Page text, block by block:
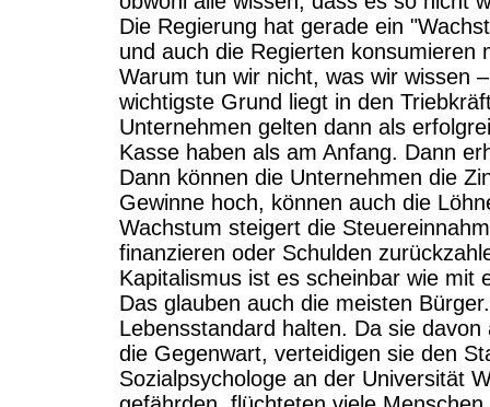
Die Regierung hat gerade ein
und auch die Regierten konsumieren
Warum tun wir nicht, was wir wissen
wichtigste Grund liegt in den
Unternehmen gelten dann als
Kasse haben als am Anfang. Dann
Dann können die Unternehmen die
Gewinne hoch, können auch die
Wachstum steigert die
finanzieren oder Schulden
Kapitalismus ist es scheinbar wie mit
Das glauben auch die meisten
Lebensstandard halten. Da sie
die Gegenwart, verteidigen sie den
Sozialpsychologe an der Universität